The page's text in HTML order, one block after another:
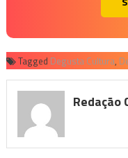
Tagged Degusta Cultura,
Redação